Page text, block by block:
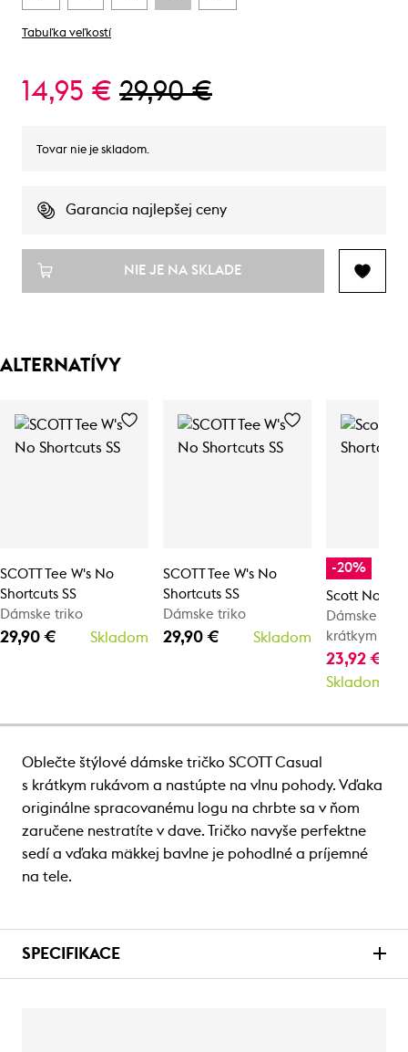
Tabuľka veľkostí
14,95 € 29,90 €
Tovar nie je skladom.
Garancia najlepšej ceny
NIE JE NA SKLADE
ALTERNATÍVY
SCOTT Tee W's No
Shortcuts SS
Dámske triko
29,90 € Skladom
SCOTT Tee W's No
Shortcuts SS
Dámske triko
29,90 € Skladom
-20%
Scott No
Dámske
krátkym
23,92 €
Skladom
Oblečte štýlové dámske tričko SCOTT Casual
s krátkym rukávom a nastúpte na vlnu pohody. Vďaka
originálne spracovanému logu na chrbte sa v ňom
zaručene nestratíte v dave. Tričko navyše perfektne
sedí a vďaka mäkkej bavlne je pohodlné a príjemné
na tele.
SPECIFIKACE